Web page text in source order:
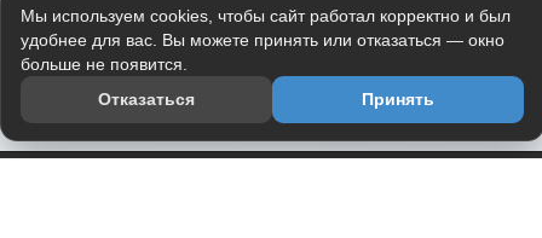
Мы используем cookies, чтобы сайт работал корректно и был
удобнее для вас. Вы можете принять или отказаться — окно
больше не появится.
Отказаться
Принять